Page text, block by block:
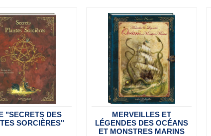
"SECRETS DES
SORCIÈRES"
MERVEILLES ET
LÉGENDES DES OCÉANS
ET MONSTRES MARINS